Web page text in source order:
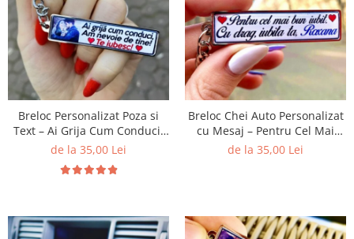
Breloc Personalizat Poza si
Text – Ai Grija Cum Conduci!
Am Nevoie de Tine! Te Iubesc!
de la 35,00 Lei
Breloc Chei Auto Personalizat
cu Mesaj – Pentru Cel Mai
Bun Iubit!
de la 35,00 Lei